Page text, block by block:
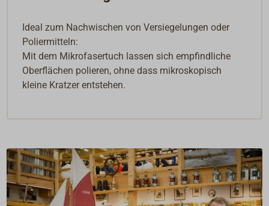
Ideal zum Nachwischen von Versiegelungen oder
Poliermitteln:
Mit dem Mikrofasertuch lassen sich empfindliche
Oberflächen polieren, ohne dass mikroskopisch
kleine Kratzer entstehen.